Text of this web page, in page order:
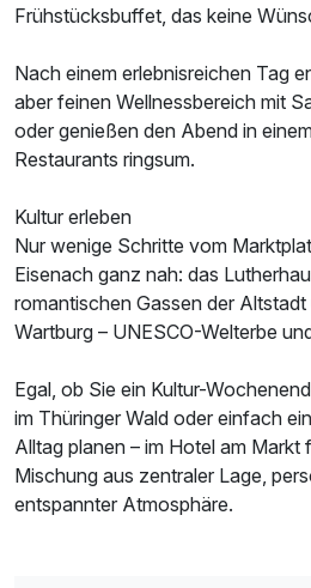
Frühstücksbuffet, das keine
Nach einem erlebnisreichen Tag
aber feinen Wellnessbereich mit
oder genießen den Abend in
Restaurants ringsum.
Kultur erleben
Nur wenige Schritte vom
Eisenach ganz nah: das
romantischen Gassen der Altstadt
Wartburg – UNESCO-Welterbe
Egal, ob Sie ein Kultur-
im Thüringer Wald oder einfach
Alltag planen – im Hotel am Markt
Mischung aus zentraler Lage,
entspannter Atmosphäre.